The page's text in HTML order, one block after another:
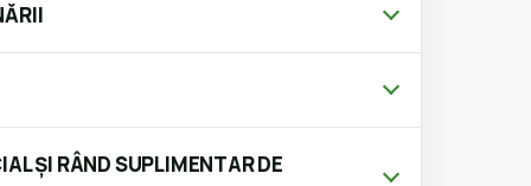
ȘI RÂND SUPLIMENTAR DE